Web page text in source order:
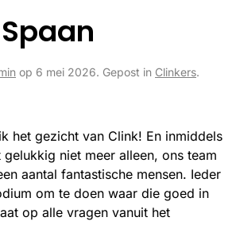
op 6 mei 2026. Gepost in Clinkers.
het gezicht van Clink! En inmiddels
niet meer alleen, ons team
aantal fantastische mensen. Ieder
om te doen waar die goed in
op alle vragen vanuit het